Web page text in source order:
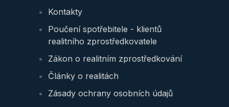
Kontakty
Poučení spotřebitele - klientů
realitního zprostředkovatele
Zákon o realitním zprostředkování
Články o realitách
Zásady ochrany osobních údajů